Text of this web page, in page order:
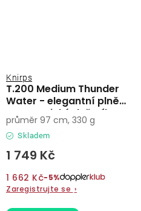
T.200 Medium Thunder
Water - elegantní plně
automatický deštník
Knirps
Skladem
1 749 Kč
1 662 Kč−5%
Zaregistrujte se ›
průměr 97 cm, 330 g